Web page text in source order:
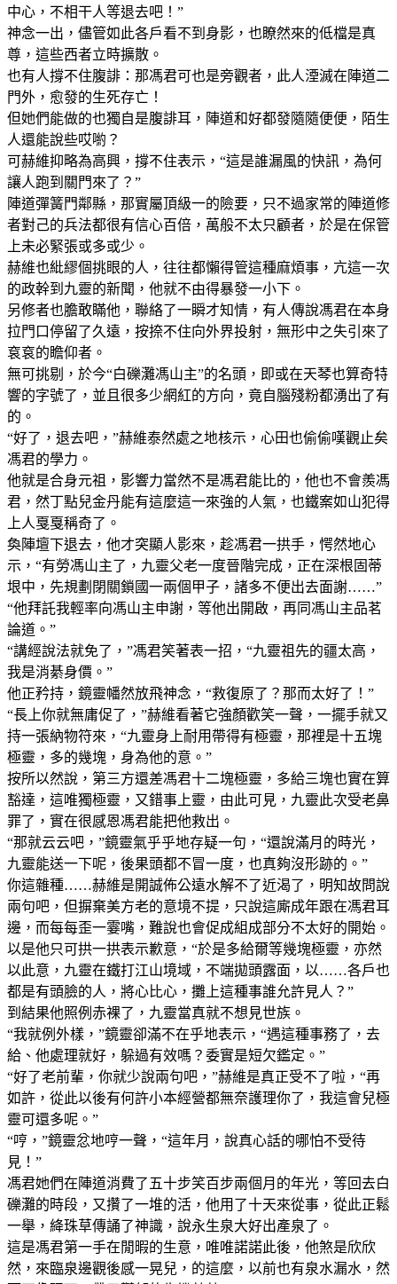
中心，不相干人等退去吧！”
神念一出，儘管如此各戶看不到身影，也瞭然來的低檔是真
尊，這些西者立時擴散。
也有人撐不住腹誹：那馮君可也是旁觀者，此人湮滅在陣道二
門外，愈發的生死存亡！
但她們能做的也獨自是腹誹耳，陣道和好都發隨隨便便，陌生
人還能說些哎喲？
可赫維抑略為高興，撐不住表示，“這是誰漏風的快訊，為何
讓人跑到關門來了？”
陣道彈簧門鄰縣，那實屬頂級一的險要，只不過家常的陣道修
者對己的兵法都很有信心百倍，萬般不太只顧者，於是在保管
上未必緊張或多或少。
赫維也紕繆個挑眼的人，往往都懶得管這種麻煩事，亢這一次
的政幹到九靈的新聞，他就不由得暴發一小下。
另修者也膽敢瞞他，聯絡了一瞬才知情，有人傳說馮君在本身
拉門口停留了久遠，按捺不住向外界投射，無形中之失引來了
袞袞的瞻仰者。
無可挑剔，於今“白礫灘馮山主”的名頭，即或在天琴也算奇特
響的字號了，並且很多少網紅的方向，竟自腦殘粉都湧出了有
的。
“好了，退去吧，”赫維泰然處之地核示，心田也偷偷嘆觀止矣
馮君的學力。
他就是合身元祖，影響力當然不是馮君能比的，他也不會羨馮
君，然丁點兒金丹能有這麼這一來強的人氣，也鐵案如山犯得
上人戛戛稱奇了。
奐陣壇下退去，他才突顯人影來，趁馮君一拱手，愕然地心
示，“有勞馮山主了，九靈父老一度晉階完成，正在深根固蒂
垠中，先規劃閉關鎖國一兩個甲子，諸多不便出去面謝……”
“他拜託我輕率向馮山主申謝，等他出開啟，再同馮山主品茗
論道。”
“講經說法就免了，”馮君笑著表一招，“九靈祖先的疆太高，
我是消綦身價。”
他正矜持，鏡靈幡然放飛神念，“救復原了？那而太好了！”
“長上你就無庸促了，”赫維看著它強顏歡笑一聲，一擺手就又
持一張納物符來，“九靈身上耐用帶得有極靈，那裡是十五塊
極靈，多的幾塊，身為他的意。”
按所以然說，第三方還差馮君十二塊極靈，多給三塊也實在算
豁達，這唯獨極靈，又錯事上靈，由此可見，九靈此次受老鼻
罪了，實在很感恩馮君能把他救出。
“那就云云吧，”鏡靈氣乎乎地存疑一句，“還說滿月的時光，
九靈能送一下呢，後果頭都不冒一度，也真夠沒形跡的。”
你這雜種……赫維是開誠佈公遠水解不了近渴了，明知故問說
兩句吧，但摒棄美方老的意境不提，只說這廝成年跟在馮君耳
邊，而每每歪一霎嘴，難說也會促成組成部分不太好的開始。
以是他只可拱一拱表示歉意，“於是多給爾等幾塊極靈，亦然
以此意，九靈在鐵打江山境域，不端拋頭露面，以……各戶也
都是有頭臉的人，將心比心，攤上這種事誰允許見人？”
到結果他照例赤裸了，九靈當真就不想見世族。
“我就例外樣，”鏡靈卻滿不在乎地表示，“遇這種事務了，去
給、他處理就好，躲過有效嗎？委實是短欠鑑定。”
“好了老前輩，你就少說兩句吧，”赫維是真正受不了啦，“再
如許，從此以後有何許小本經營都無奈護理你了，我這會兒極
靈可還多呢。”
“哼，”鏡靈忿地哼一聲，“這年月，說真心話的哪怕不受待
見！”
馮君她們在陣道消費了五十步笑百步兩個月的年光，等回去白
礫灘的時段，又攢了一堆的活，他用了十天來從事，從此正鬆
一舉，絳珠草傳誦了神識，說永生泉大好出產泉了。
這是馮君第一手在閒暇的生意，唯唯諾諾此後，他煞是欣欣
然，來臨泉邊觀後感一晃兒，的這麼，以前也有泉水漏水，然